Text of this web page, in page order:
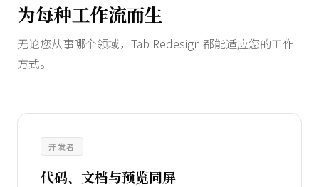
为每种工作流而生
无论您从事哪个领域，Tab Redesign 都能适应您的工作
方式。
开发者
代码、文档与预览同屏